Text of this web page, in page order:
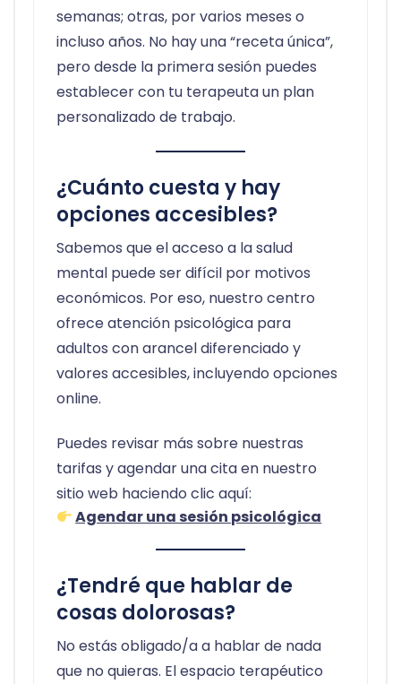
semanas; otras, por varios meses o
incluso años. No hay una “receta única”,
pero desde la primera sesión puedes
establecer con tu terapeuta un plan
personalizado de trabajo.
¿Cuánto cuesta y hay
opciones accesibles?
Sabemos que el acceso a la salud
mental puede ser difícil por motivos
económicos. Por eso, nuestro centro
ofrece atención psicológica para
adultos con arancel diferenciado y
valores accesibles, incluyendo opciones
online.
Puedes revisar más sobre nuestras
tarifas y agendar una cita en nuestro
sitio web haciendo clic aquí:
Agendar una sesión psicológica
¿Tendré que hablar de
cosas dolorosas?
No estás obligado/a a hablar de nada
que no quieras. El espacio terapéutico